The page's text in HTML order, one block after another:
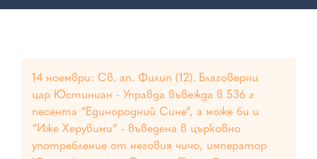
14 ноември: Св. ап. Филип (12). Благоверни
цар Юстиниан - Управда въвежда в 536 г
песента “Единородний Сине”, а може би и
“Иже Херувими” - въведена в църковно
употребление от неговия чичо, император